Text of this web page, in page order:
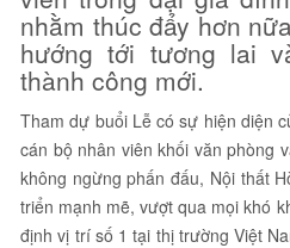
nhằm thúc đẩy hơn
hướng tới tương lai
thành công mới.
Tham dự buổi Lễ có sự hiện diện
cán bộ nhân viên khối văn phòng
không ngừng phấn đấu, Nội thất
triển mạnh mẽ, vượt qua mọi khó
định vị trí số 1 tại thị trường Việt